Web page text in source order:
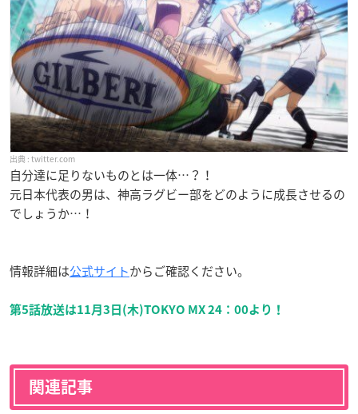
twitter.com
自分達に足りないものとは一体…？！
元日本代表の男は、神高ラグビー部をどのように成長させるの
でしょうか…！
情報詳細は公式サイトからご確認ください。
第5話放送は11月3日(木)TOKYO MX 24：00より！
関連記事